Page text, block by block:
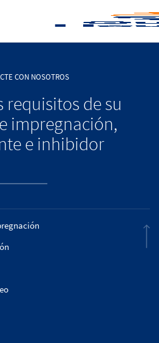
CON NOSOTROS
requisitos de su
impregnación,
e inhibidor